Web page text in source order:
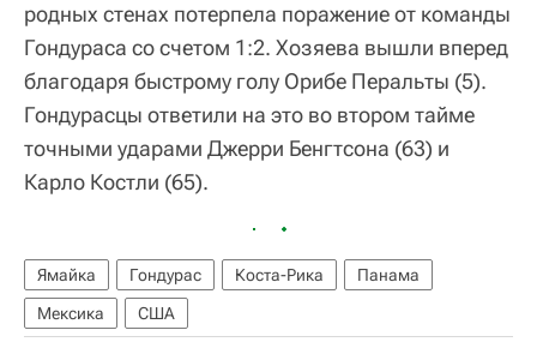
родных стенах потерпела поражение от команды
Гондураса со счетом 1:2. Хозяева вышли вперед
благодаря быстрому голу Орибе Перальты (5).
Гондурасцы ответили на это во втором тайме
точными ударами Джерри Бенгтсона (63) и
Карло Костли (65).
Ямайка Гондурас Коста-Рика
Панама
Мексика
США